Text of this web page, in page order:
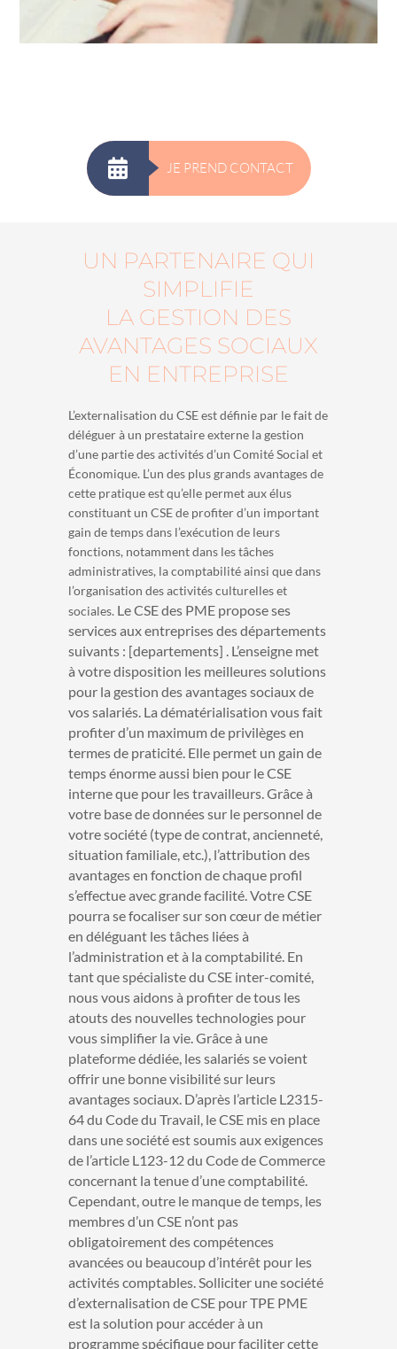
JE PREND CONTACT
UN PARTENAIRE QUI
SIMPLIFIE
LA GESTION DES
AVANTAGES SOCIAUX
EN ENTREPRISE
L’externalisation du CSE est définie par le fait de
déléguer à un prestataire externe la gestion
d’une partie des activités d’un Comité Social et
Économique. L’un des plus grands avantages de
cette pratique est qu’elle permet aux élus
constituant un CSE de profiter d’un important
gain de temps dans l’exécution de leurs
fonctions, notamment dans les tâches
administratives, la comptabilité ainsi que dans
l’organisation des activités culturelles et
sociales. Le CSE des PME propose ses
services aux entreprises des départements
suivants : [departements] . L’enseigne met
à votre disposition les meilleures solutions
pour la gestion des avantages sociaux de
vos salariés. La dématérialisation vous fait
profiter d’un maximum de privilèges en
termes de praticité. Elle permet un gain de
temps énorme aussi bien pour le CSE
interne que pour les travailleurs. Grâce à
votre base de données sur le personnel de
votre société (type de contrat, ancienneté,
situation familiale, etc.), l’attribution des
avantages en fonction de chaque profil
s’effectue avec grande facilité. Votre CSE
pourra se focaliser sur son cœur de métier
en déléguant les tâches liées à
l’administration et à la comptabilité. En
tant que spécialiste du CSE inter-comité,
nous vous aidons à profiter de tous les
atouts des nouvelles technologies pour
vous simplifier la vie. Grâce à une
plateforme dédiée, les salariés se voient
offrir une bonne visibilité sur leurs
avantages sociaux. D’après l’article L2315-
64 du Code du Travail, le CSE mis en place
dans une société est soumis aux exigences
de l’article L123-12 du Code de Commerce
concernant la tenue d’une comptabilité.
Cependant, outre le manque de temps, les
membres d’un CSE n’ont pas
obligatoirement des compétences
avancées ou beaucoup d’intérêt pour les
activités comptables. Solliciter une société
d’externalisation de CSE pour TPE PME
est la solution pour accéder à un
programme spécifique pour faciliter cette